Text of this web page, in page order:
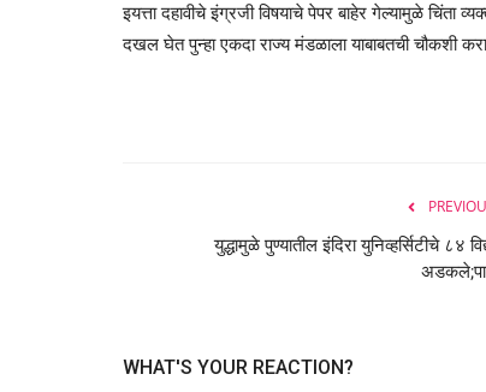
इयत्ता दहावीचे इंग्रजी विषयाचे पेपर बाहेर गेल्यामुळे
दखल घेत पुन्हा एकदा राज्य मंडळाला याबाबतची चौकशी
युद्धामुळे पुण्यातील इंदिरा युनिव्हर्सिटीचे ८४
WHAT'S YOUR REACTION?